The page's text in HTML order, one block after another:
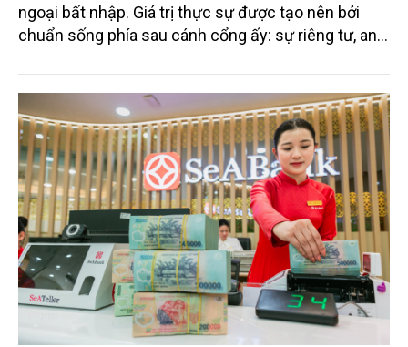
ngoại bất nhập. Giá trị thực sự được tạo nên bởi
chuẩn sống phía sau cánh cổng ấy: sự riêng tư, an
vụ được thiết kế dành riêng cho họ.